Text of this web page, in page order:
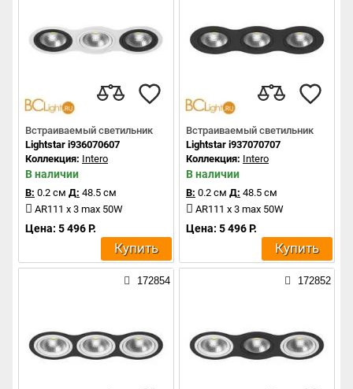
Встраиваемый светильник
Lightstar i936070607
Коллекция: Intero
В наличии
В: 0.2 см Д: 48.5 см
AR111 x 3 max 50W
Цена: 5 496 Р.
Купить
Встраиваемый светильник
Lightstar i937070707
Коллекция: Intero
В наличии
В: 0.2 см Д: 48.5 см
AR111 x 3 max 50W
Цена: 5 496 Р.
Купить
172854 172852